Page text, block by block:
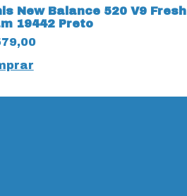
New Balance 520 V9 Fresh
19442 Preto